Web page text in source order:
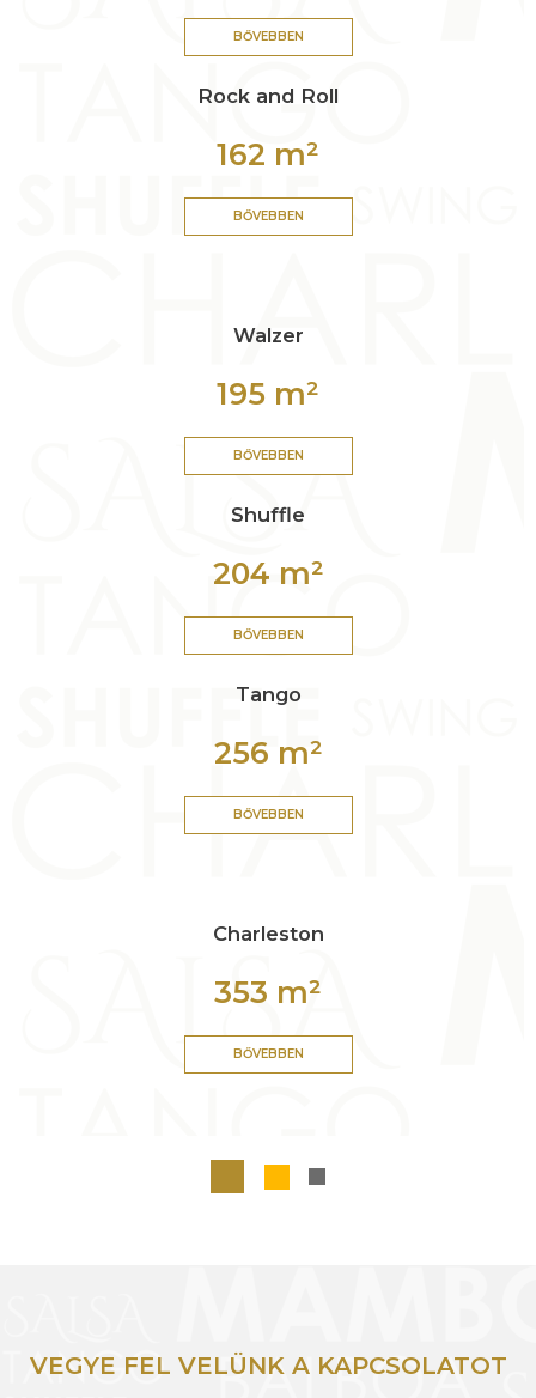
BŐVEBBEN
Rock and Roll
162 m²
BŐVEBBEN
Walzer
195 m²
BŐVEBBEN
Shuffle
204 m²
BŐVEBBEN
Tango
256 m²
BŐVEBBEN
Charleston
353 m²
BŐVEBBEN
VEGYE FEL VELÜNK A KAPCSOLATOT